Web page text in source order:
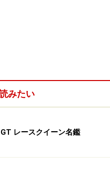
みたい
レースクイーン名鑑